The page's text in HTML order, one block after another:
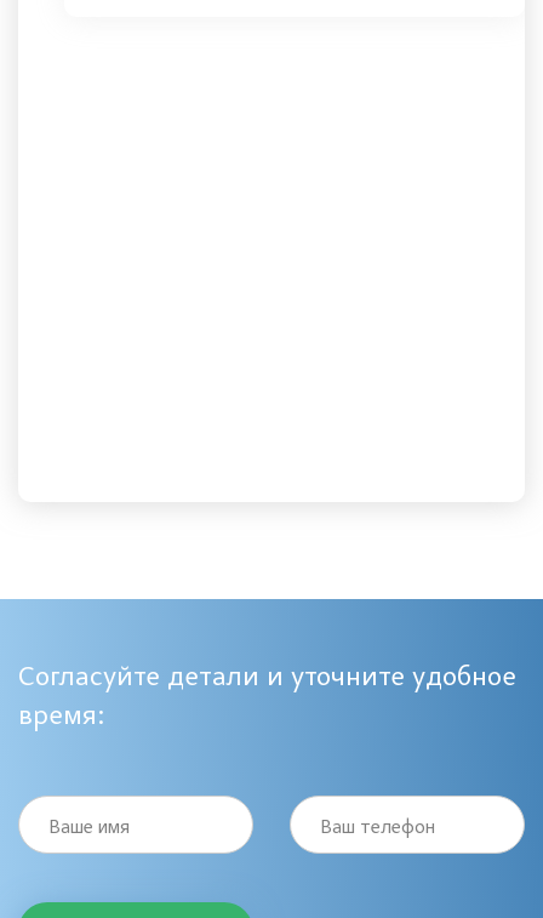
Согласуйте детали и уточните удобное
время:
Ваше имя Ваш телефон